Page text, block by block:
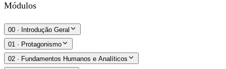
Módulos
00 · Introdução Geral
01 · Protagonismo
02 · Fundamentos Humanos e Analíticos